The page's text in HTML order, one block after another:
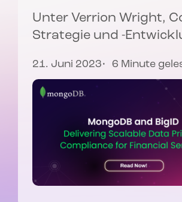
Unter Verrion Wright,
Strategie und -
21. Juni 2023 6 Minute